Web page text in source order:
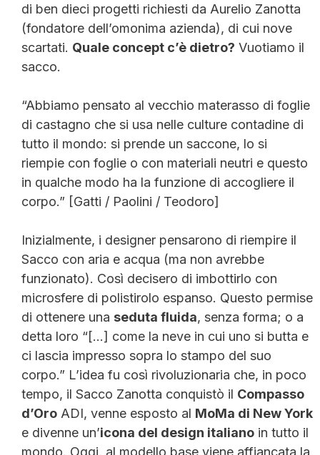
di ben dieci progetti richiesti da Aurelio Zanotta
(fondatore dell’omonima azienda), di cui nove
scartati. Quale concept c’è dietro? Vuotiamo il
sacco.
“Abbiamo pensato al vecchio materasso di foglie
di castagno che si usa nelle culture contadine di
tutto il mondo: si prende un saccone, lo si
riempie con foglie o con materiali neutri e questo
in qualche modo ha la funzione di accogliere il
corpo.” [Gatti / Paolini / Teodoro]
Inizialmente, i designer pensarono di riempire il
Sacco con aria e acqua (ma non avrebbe
funzionato). Così decisero di imbottirlo con
microsfere di polistirolo espanso. Questo permise
di ottenere una seduta fluida, senza forma; o a
detta loro “[…] come la neve in cui uno si butta e
ci lascia impresso sopra lo stampo del suo
corpo.” L’idea fu così rivoluzionaria che, in poco
tempo, il Sacco Zanotta conquistò il Compasso
d’Oro ADI, venne esposto al MoMa di New York
e divenne un’icona del design italiano in tutto il
mondo. Oggi, al modello base viene affiancata la